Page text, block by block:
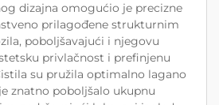
dizajna omogućio je precizne
prilagođene strukturnim
poboljšavajući i njegovu
privlačnost i prefinjenu
su pružila optimalno lagano
znatno poboljšalo ukupnu